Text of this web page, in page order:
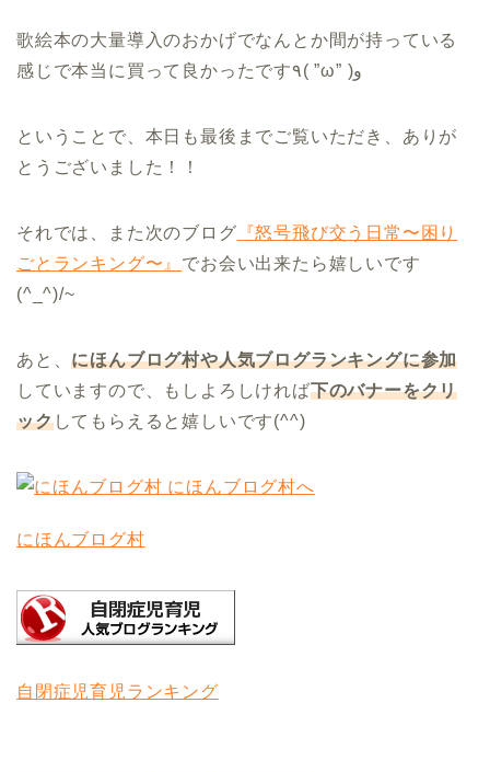
歌絵本の大量導入のおかげでなんとか間が持っている
感じで本当に買って良かったです٩( ”ω” )و
ということで、本日も最後までご覧いただき、ありが
とうございました！！
それでは、また次のブログ 『怒号飛び交う日常〜困り
ごとランキング〜』 でお会い出来たら嬉しいです
(^_^)/~
あと、にほんブログ村や人気ブログランキングに参加
していますので、もしよろしければ下のバナーをクリ
ックしてもらえると嬉しいです(^^)
にほんブログ村
自閉症児育児ランキング